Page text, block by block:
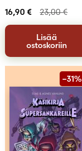
16,90 € 23,00€
Lisää
ostoskoriin
–31%